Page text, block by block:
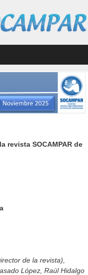
revista SOCAMPAR de
de la revista),
López, Raúl Hidalgo